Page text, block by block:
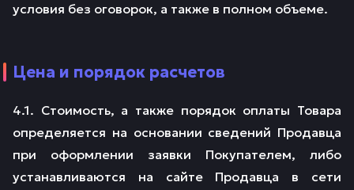
условия без оговорок, а также в полном объеме.
Цена и порядок расчетов
4.1. Стоимость, а также порядок оплаты Товара
определяется на основании сведений Продавца
при оформлении заявки Покупателем, либо
устанавливаются на сайте Продавца в сети